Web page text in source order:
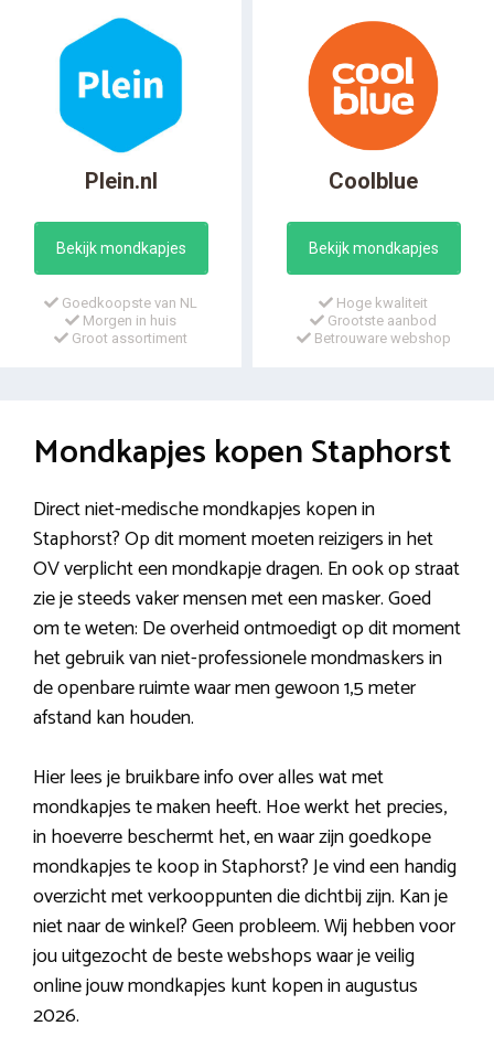
Plein.nl
Bekijk mondkapjes
Goedkoopste van NL
Morgen in huis
Groot assortiment
Coolblue
Bekijk mondkapjes
Hoge kwaliteit
Grootste aanbod
Betrouware webshop
Mondkapjes kopen Staphorst
Direct niet-medische mondkapjes kopen in
Staphorst? Op dit moment moeten reizigers in het
OV verplicht een mondkapje dragen. En ook op straat
zie je steeds vaker mensen met een masker. Goed
om te weten: De overheid ontmoedigt op dit moment
het gebruik van niet-professionele mondmaskers in
de openbare ruimte waar men gewoon 1,5 meter
afstand kan houden.
Hier lees je bruikbare info over alles wat met
mondkapjes te maken heeft. Hoe werkt het precies,
in hoeverre beschermt het, en waar zijn goedkope
mondkapjes te koop in Staphorst? Je vind een handig
overzicht met verkooppunten die dichtbij zijn. Kan je
niet naar de winkel? Geen probleem. Wij hebben voor
jou uitgezocht de beste webshops waar je veilig
online jouw mondkapjes kunt kopen in augustus
2026.